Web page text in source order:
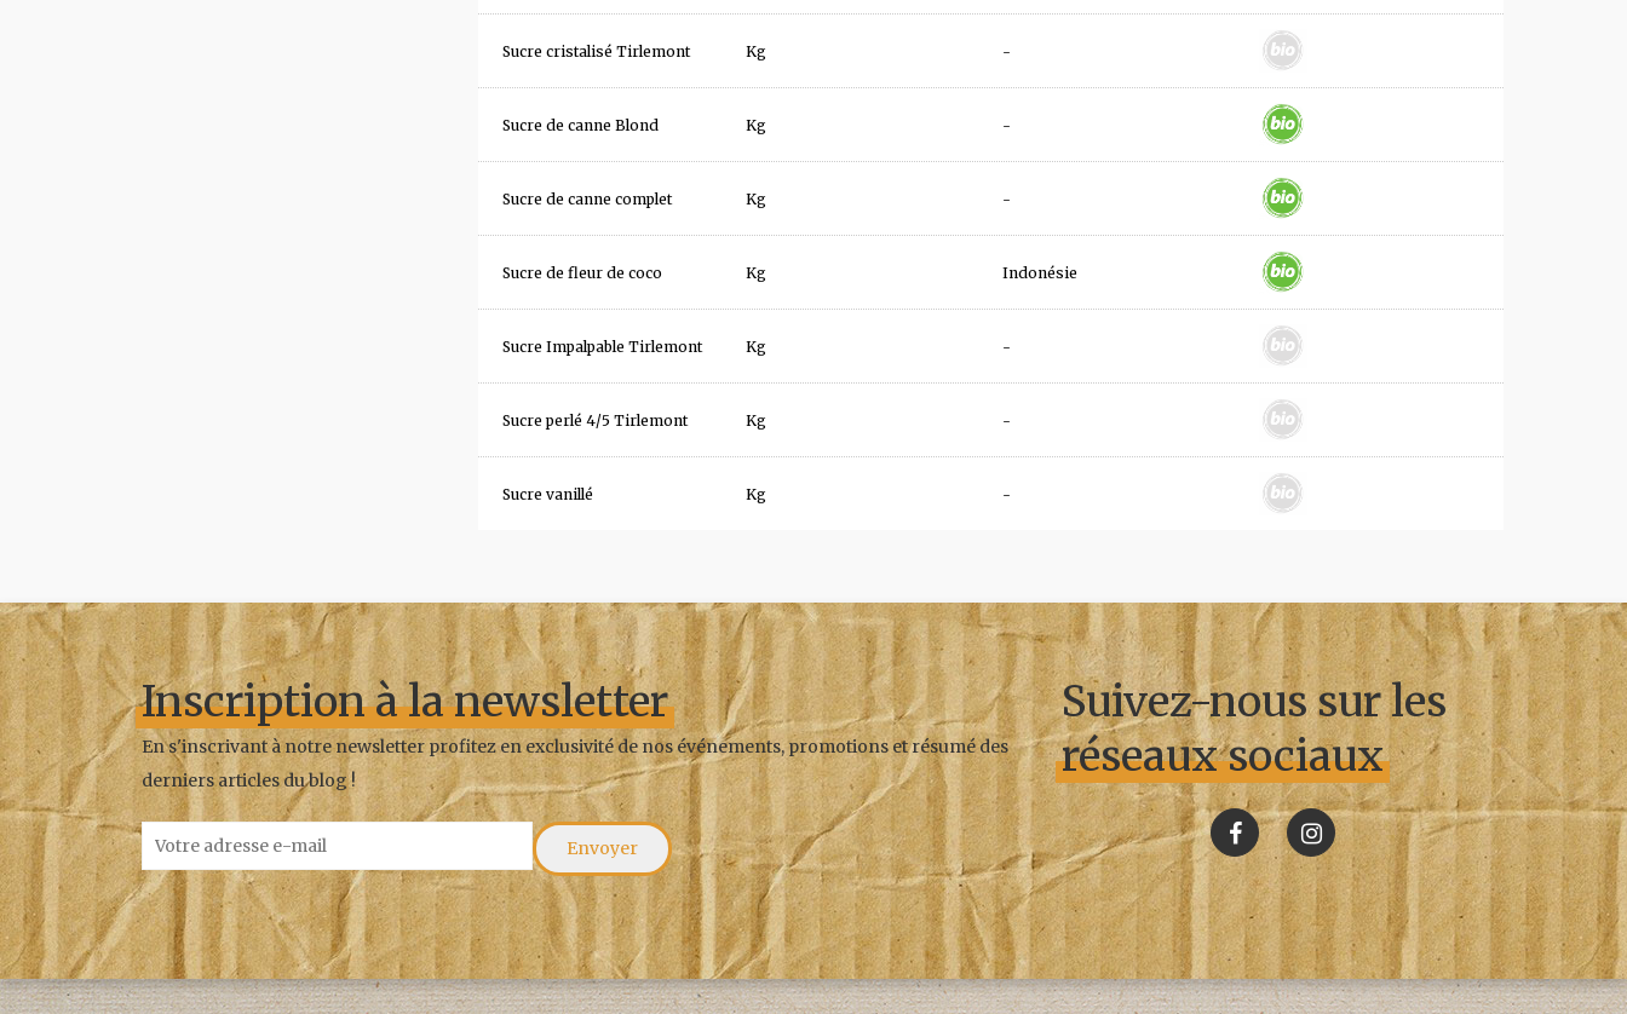
Sucre cristalisé Tirlemont Kg -
Sucre de canne Blond Kg -
Sucre de canne complet Kg -
Sucre de fleur de coco Kg Indonésie
Sucre Impalpable Tirlemont Kg -
Sucre perlé 4/5 Tirlemont Kg -
Sucre vanillé Kg -
Inscription à la newsletter
En s'inscrivant à notre newsletter profitez en exclusivité de nos événements, promotions et résumé des
derniers articles du blog !
Suivez-nous sur les
réseaux sociaux